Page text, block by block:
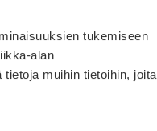
tukemiseen
alan
muihin tietoihin, joita